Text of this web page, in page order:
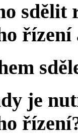
sdělit
řízení
je